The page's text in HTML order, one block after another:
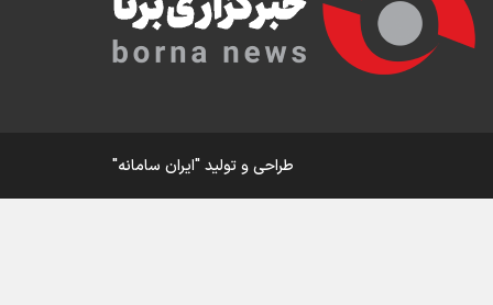
طراحی و تولید"ایران سامانه"